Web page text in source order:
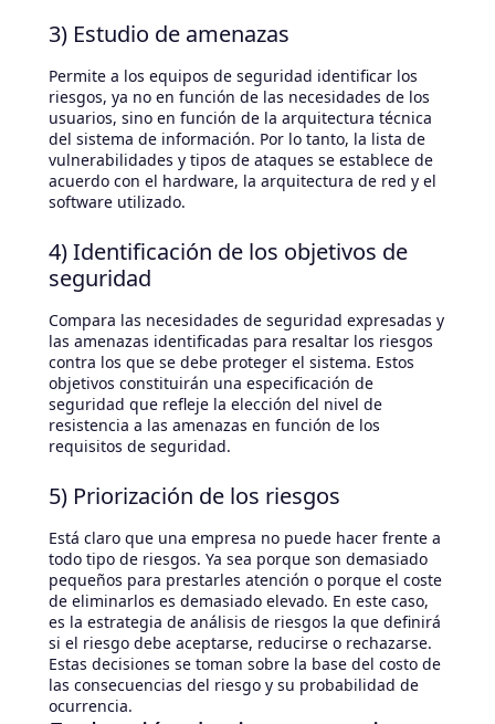
3) Estudio de amenazas
Permite a los equipos de seguridad identificar los
riesgos, ya no en función de las necesidades de los
usuarios, sino en función de la arquitectura técnica
del sistema de información. Por lo tanto, la lista de
vulnerabilidades y tipos de ataques se establece de
acuerdo con el hardware, la arquitectura de red y el
software utilizado.
4) Identificación de los objetivos de
seguridad
Compara las necesidades de seguridad expresadas y
las amenazas identificadas para resaltar los riesgos
contra los que se debe proteger el sistema. Estos
objetivos constituirán una especificación de
seguridad que refleje la elección del nivel de
resistencia a las amenazas en función de los
requisitos de seguridad.
5) Priorización de los riesgos
Está claro que una empresa no puede hacer frente a
todo tipo de riesgos. Ya sea porque son demasiado
pequeños para prestarles atención o porque el coste
de eliminarlos es demasiado elevado. En este caso,
es la estrategia de análisis de riesgos la que definirá
si el riesgo debe aceptarse, reducirse o rechazarse.
Estas decisiones se toman sobre la base del costo de
las consecuencias del riesgo y su probabilidad de
ocurrencia.